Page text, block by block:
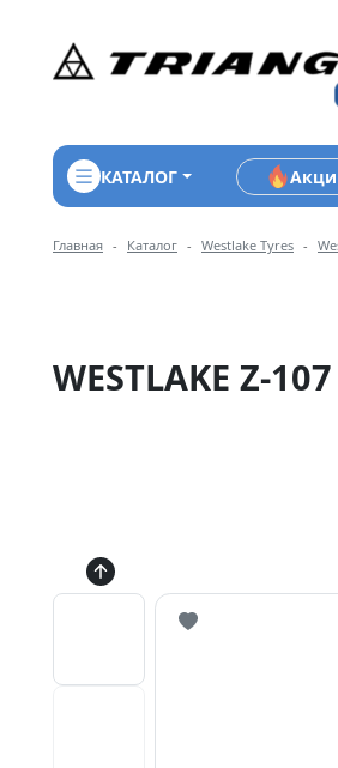
КАТАЛОГ
Навигация по
Главная Каталог Westlake Tyres
WESTLAKE Z-